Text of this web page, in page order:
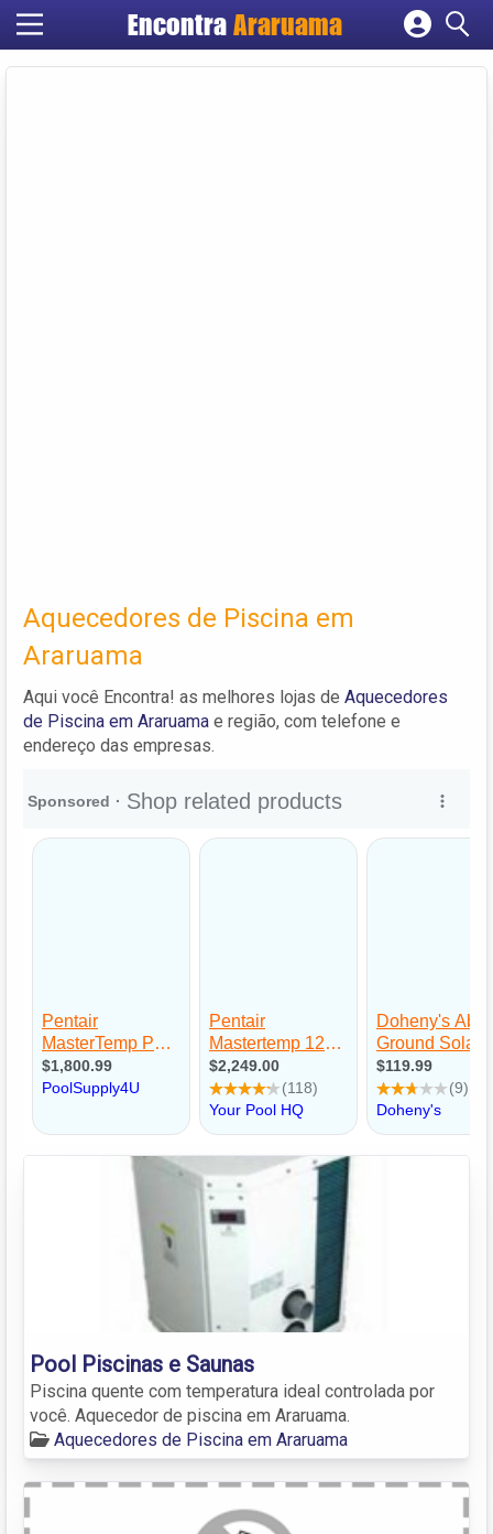
EncontraAraruama
Cadastrar empresa
Aquecedores de Piscina em
Araruama
Aqui você Encontra! as melhores lojas de Aquecedores
de Piscina em Araruama e região, com telefone e
endereço das empresas.
Pool Piscinas e Saunas
Piscina quente com temperatura ideal controlada por
você. Aquecedor de piscina em Araruama.
Aquecedores de Piscina em Araruama